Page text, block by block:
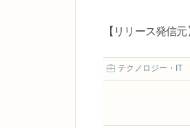
【リリース発信
テクノロジー・IT